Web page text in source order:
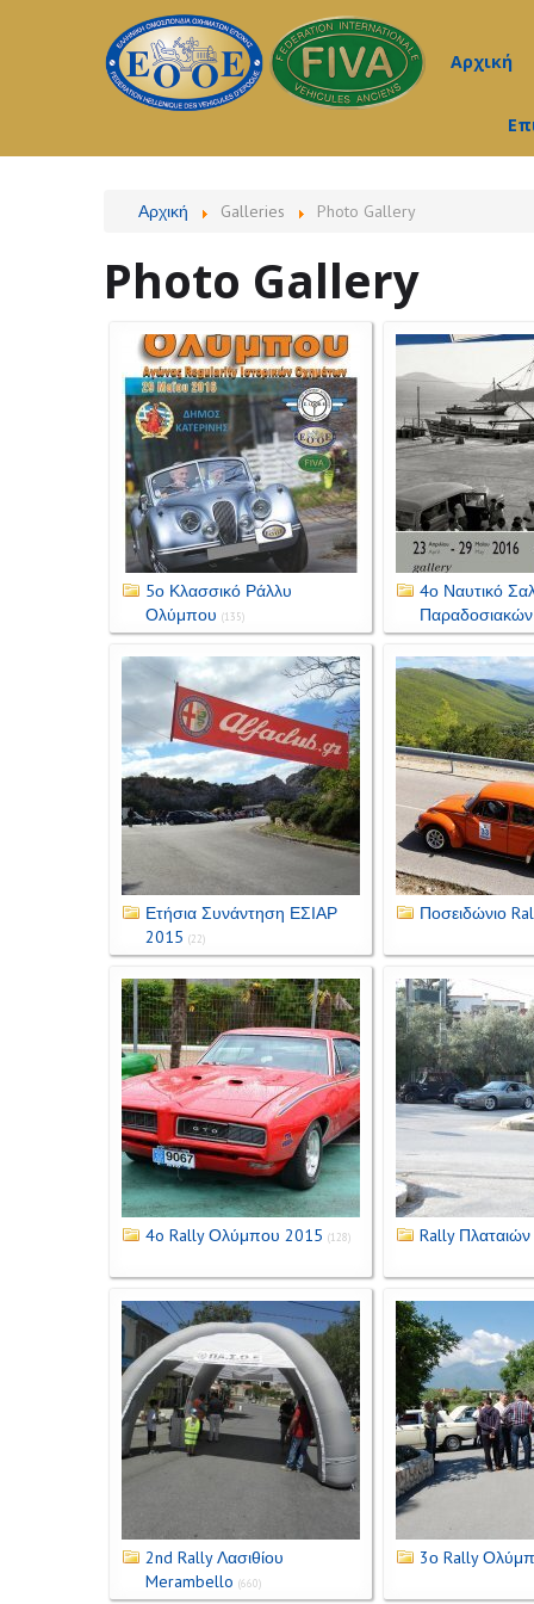
Αρχική
Αρχική Galleries Photo Gallery
Photo Gallery
5ο Κλασσικό Ράλλυ
Ολύμπου (135)
4ο Ναυτικό
Ετήσια Συνάντηση ΕΣΙΑΡ
2015 (22)
Ποσειδώνιο
4o Rally Ολύμπου 2015 (128) Rally
2nd Rally Λασιθίου
Merambello (660)
3ο Rally